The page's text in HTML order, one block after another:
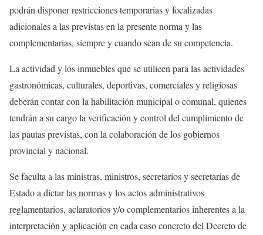
podrán disponer restricciones temporarias y focalizadas
adicionales a las previstas en la presente norma y las
complementarias, siempre y cuando sean de su competencia.
La actividad y los inmuebles que se utilicen para las actividades
gastronómicas, culturales, deportivas, comerciales y religiosas
deberán contar con la habilitación municipal o comunal, quienes
tendrán a su cargo la verificación y control del cumplimiento de
las pautas previstas, con la colaboración de los gobiernos
provincial y nacional.
Se faculta a las ministras, ministros, secretarios y secretarias de
Estado a dictar las normas y los actos administrativos
reglamentarios, aclaratorios y/o complementarios inherentes a la
interpretación y aplicación en cada caso concreto del Decreto de